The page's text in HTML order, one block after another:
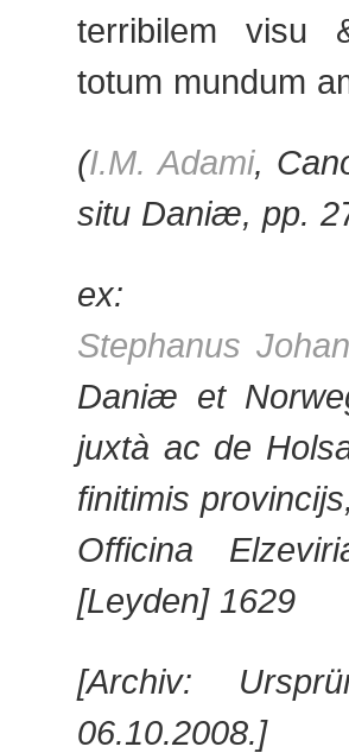
terribilem visu
totum mundum
(I.M. Adami,
situ Daniæ, pp.
ex:
Stephanus
Daniæ et
juxtà ac de
finitimis
Officina
[Leyden] 1629
[Archiv:
06.10.2008.]